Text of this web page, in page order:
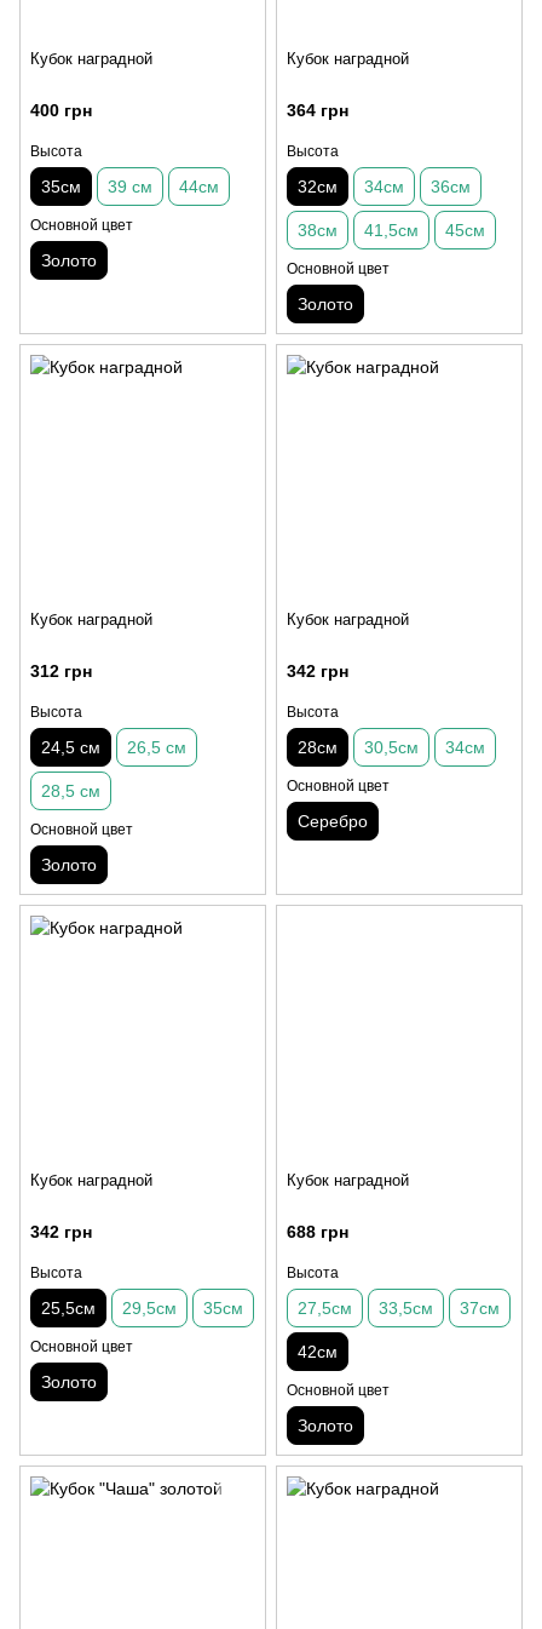
Кубок наградной
400 грн
Высота
35см 39 см 44см
Основной цвет
Золото
Кубок наградной
364 грн
Высота
32см 34см 36см
38см 41,5см 45см
Основной цвет
Золото
Кубок наградной
312 грн
Высота
24,5 см 26,5 см
28,5 см
Основной цвет
Золото
Кубок наградной
342 грн
Высота
28см 30,5см 34см
Основной цвет
Серебро
Кубок наградной
342 грн
Высота
25,5см 29,5см 35см
Основной цвет
Золото
Кубок наградной
688 грн
Высота
27,5см 33,5см 37см
42cм
Основной цвет
Золото